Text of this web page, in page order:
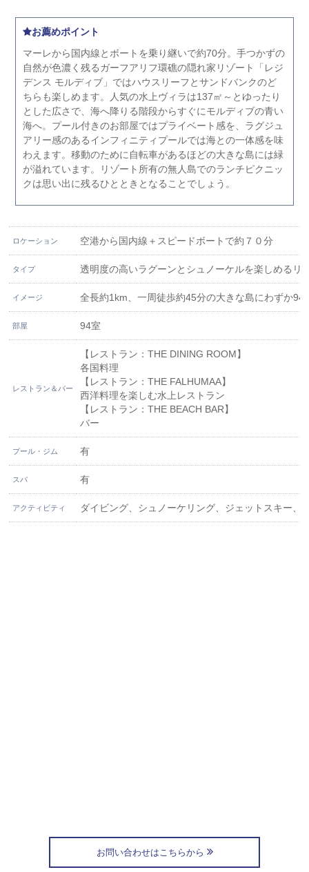
お薦めポイント
マーレから国内線とボートを乗り継いで約70分。手つかずの
自然が色濃く残るガーフアリフ環礁の隠れ家リゾート「レジ
デンス モルディブ」ではハウスリーフとサンドバンクのど
ちらも楽しめます。人気の水上ヴィラは137㎡～とゆったり
とした広さで、海へ降りる階段からすぐにモルディブの青い
海へ。プール付きのお部屋ではプライベート感を、ラグジュ
アリー感のあるインフィニティプールでは海との一体感を味
わえます。移動のために自転車があるほどの大きな島には緑
が溢れています。リゾート所有の無人島でのランチピクニッ
クは思い出に残るひとときとなることでしょう。
ロケーション 空港から国内線＋スピードボートで約７０分
タイプ 透明度の高いラグーンとシュノーケルを楽しめる
イメージ 全長約1km、一周徒歩約45分の大きな島にわずか
部屋 94室
レストラン＆バー
【レストラン：THE DINING ROOM】
各国料理
【レストラン：THE FALHUMAA】
西洋料理を楽しむ水上レストラン
【レストラン：THE BEACH BAR】
バー
プール・ジム 有
スパ 有
アクティビティ ダイビング、シュノーケリング、ジェットスキー
お問い合わせはこちらから